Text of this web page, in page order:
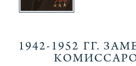
1942-1952 ГГ.